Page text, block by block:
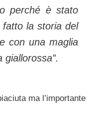
perché è stato
fatto la storia del
con una maglia
ma l’importante